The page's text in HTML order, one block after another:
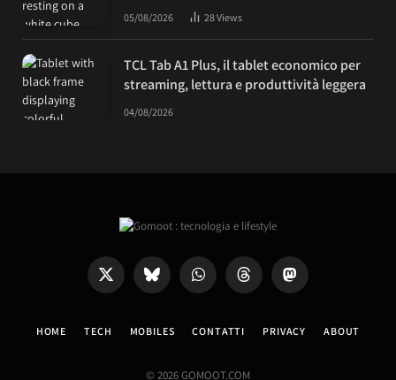
05/08/2026 28Views
TCL Tab A1 Plus, il tablet economico per
streaming, lettura e produttività leggera
04/08/2026
X
Bluesky WhatsAppThreads Mastodon
HOME TECH MOBILES CONTATTI PRIVACY ABOUT
© 2026 GOMOOT.COM